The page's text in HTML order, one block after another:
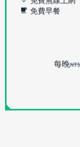
免費早餐
每晚